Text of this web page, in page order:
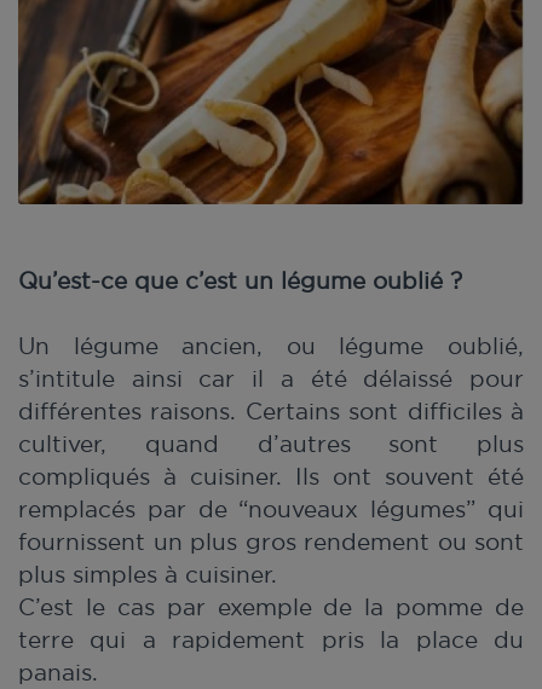
Qu’est-ce que c’est un légume oublié ?
Un légume ancien, ou légume oublié,
s’intitule ainsi car il a été délaissé pour
différentes raisons. Certains sont difficiles à
cultiver, quand d’autres sont plus
compliqués à cuisiner. Ils ont souvent été
remplacés par de “nouveaux légumes” qui
fournissent un plus gros rendement ou sont
plus simples à cuisiner.
C’est le cas par exemple de la pomme de
terre qui a rapidement pris la place du
panais.